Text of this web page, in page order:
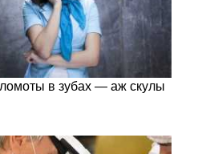
в зубах — аж скулы